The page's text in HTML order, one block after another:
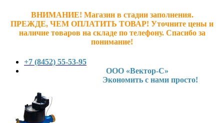
ВНИМАНИЕ! Магазин в стадии заполнения.
ПРЕЖДЕ, ЧЕМ ОПЛАТИТЬ ТОВАР! Уточните цены и
наличие товаров на складе по телефону. Спасибо за
понимание!
+7 (8452) 55-53-95
ООО «Вектор-С»
Экономить с нами просто!